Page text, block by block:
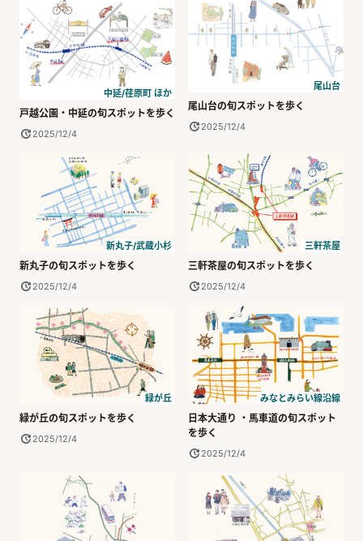
中延/荏原町 ほか
戸越公園・中延の旬スポットを歩く
2025/12/4
尾山台
尾山台の旬スポットを歩く
2025/12/4
新丸子/武蔵小杉
新丸子の旬スポットを歩く
2025/12/4
三軒茶屋
三軒茶屋の旬スポットを歩く
2025/12/4
緑が丘
緑が丘の旬スポットを歩く
2025/12/4
みなとみらい線沿線
日本大通り ・馬車道の旬スポット
を歩く
2025/12/4